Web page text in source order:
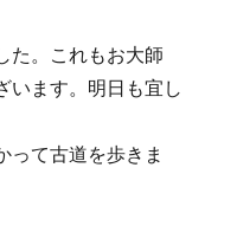
た。これもお大師
います。明日も宜し
って古道を歩きま